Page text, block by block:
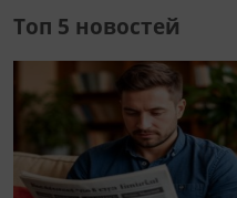
Топ 5 новостей